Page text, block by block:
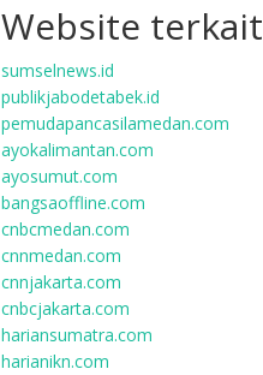
Website terkait
sumselnews.id
publikjabodetabek.id
pemudapancasilamedan.com
ayokalimantan.com
ayosumut.com
bangsaoffline.com
cnbcmedan.com
cnnmedan.com
cnnjakarta.com
cnbcjakarta.com
hariansumatra.com
harianikn.com